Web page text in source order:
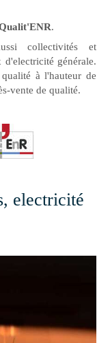
.
collectivités et
générale.
à l'hauteur de
vente de qualité.
electricité